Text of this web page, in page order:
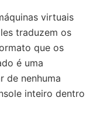
virtuais
traduzem os
que os
é uma
de nenhuma
inteiro dentro